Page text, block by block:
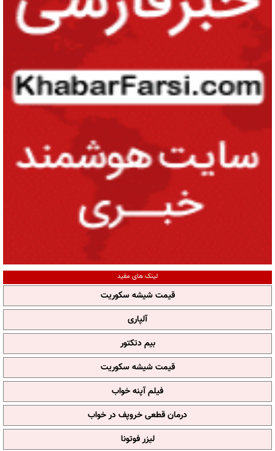
لینک های مفید
قیمت شیشه سکوریت
آلپاری
بیم دتکتور
قیمت شیشه سکوریت
فیلم آپنه خواب
درمان قطعی خروپف در خواب
لیزر فوتونا